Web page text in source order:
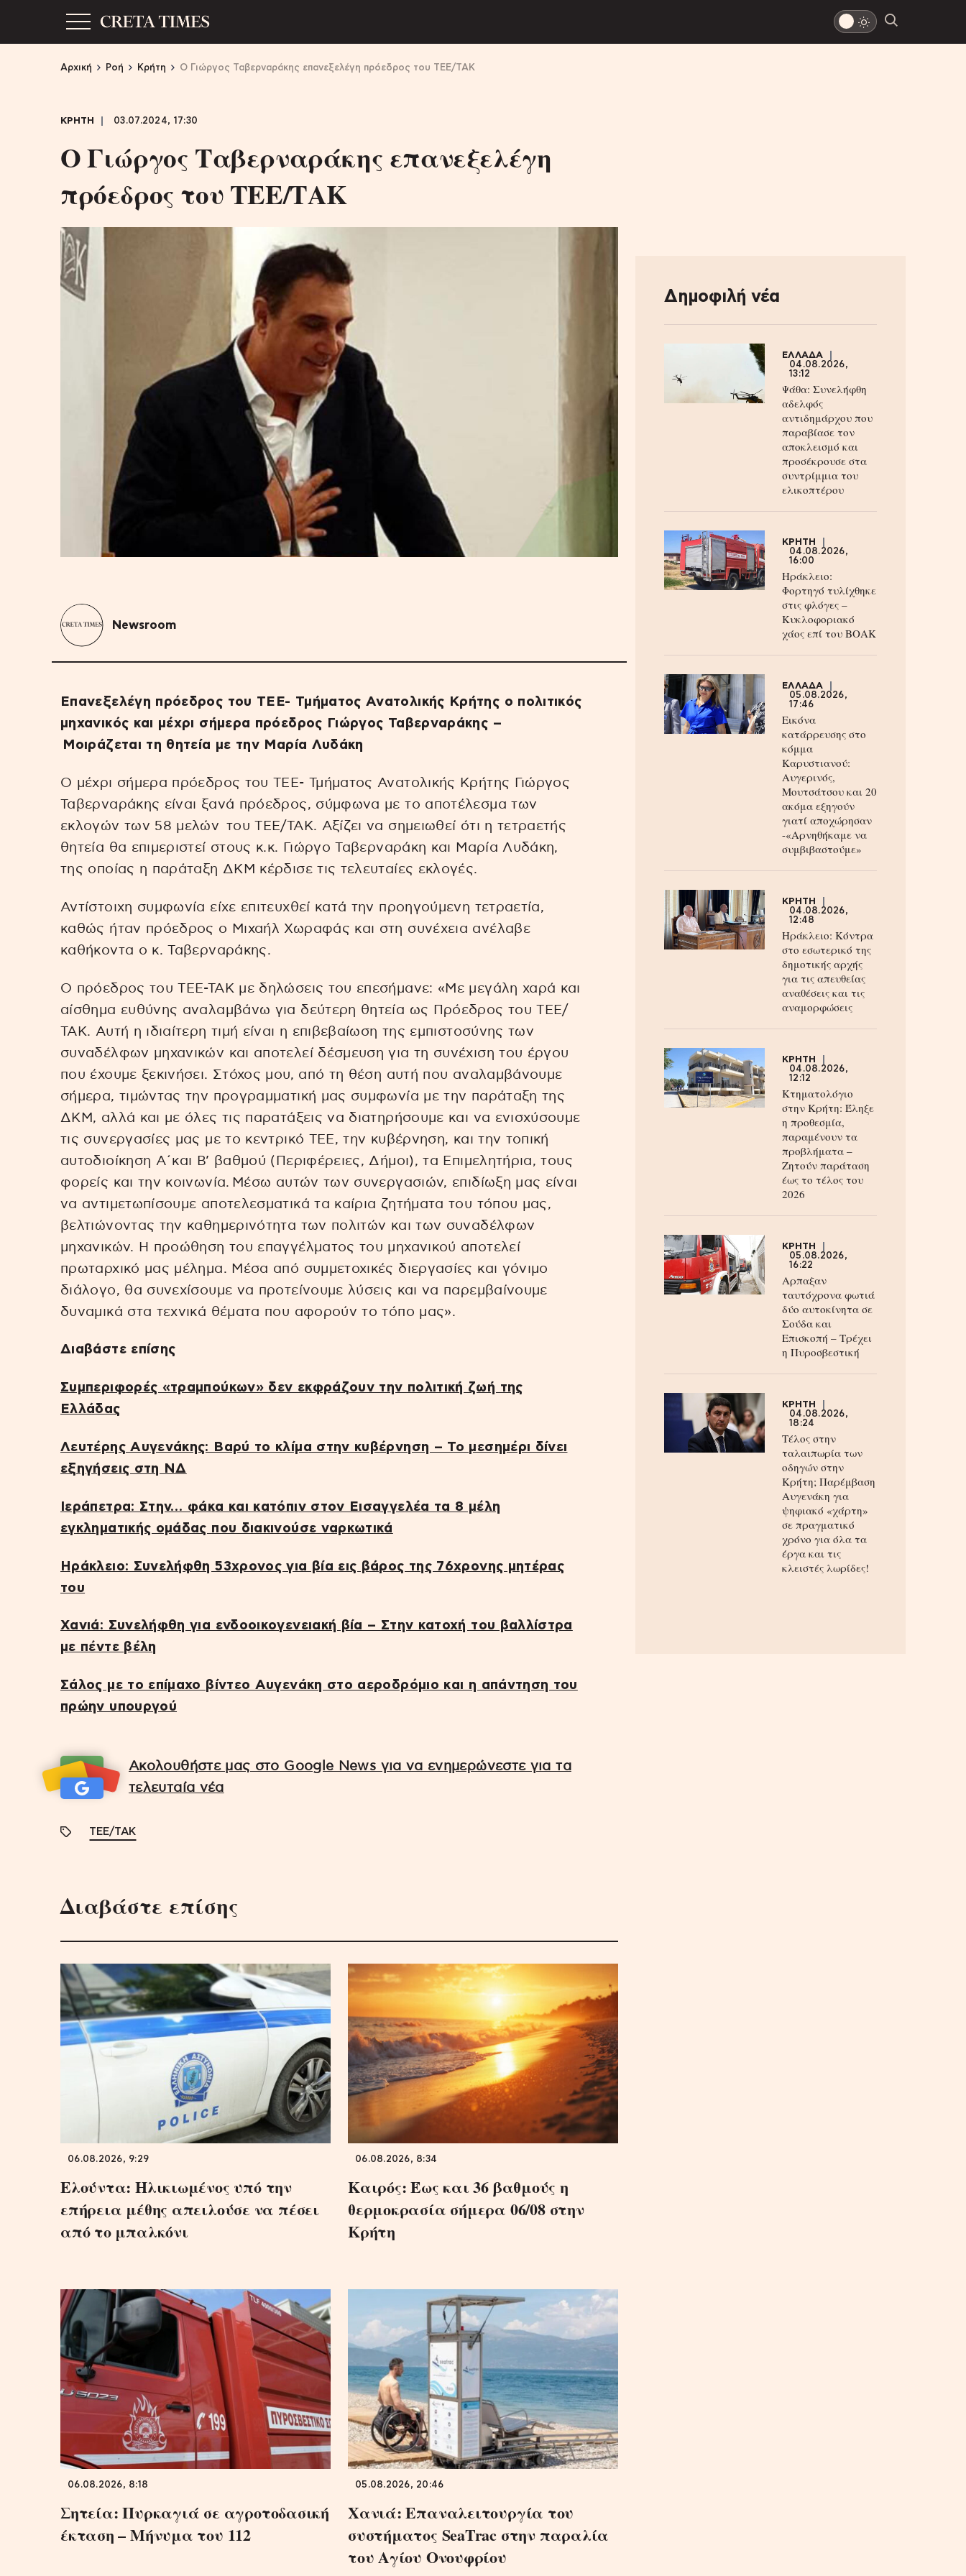
Αρχική Ροή Κρήτη Ο Γιώργος Ταβερναράκης επανεξελέγη πρόεδρος του ΤΕΕ/ΤΑΚ
ΚΡΗΤΗ 03.07.2024, 17:30
Ο Γιώργος Ταβερναράκης επανεξελέγη
πρόεδρος του ΤΕΕ/ΤΑΚ
Newsroom
Επανεξελέγη πρόεδρος του ΤΕΕ- Τμήματος Ανατολικής Κρήτης ο πολιτικός
μηχανικός και μέχρι σήμερα πρόεδρος Γιώργος Ταβερναράκης –
Μοιράζεται τη θητεία με την Μαρία Λυδάκη
Ο μέχρι σήμερα πρόεδρος του ΤΕΕ- Τμήματος Ανατολικής Κρήτης Γιώργος
Ταβερναράκης είναι ξανά πρόεδρος, σύμφωνα με το αποτέλεσμα των
εκλογών των 58 μελών του ΤΕΕ/ΤΑΚ. Αξίζει να σημειωθεί ότι η τετραετής
θητεία θα επιμεριστεί στους κ.κ. Γιώργο Ταβερναράκη και Μαρία Λυδάκη,
της οποίας η παράταξη ΔΚΜ κέρδισε τις τελευταίες εκλογές.
Αντίστοιχη συμφωνία είχε επιτευχθεί κατά την προηγούμενη τετραετία,
καθώς ήταν πρόεδρος ο Μιχαήλ Χωραφάς και στη συνέχεια ανέλαβε
καθήκοντα ο κ. Ταβερναράκης.
Ο πρόεδρος του ΤΕΕ-ΤΑΚ με δηλώσεις του επεσήμανε: «Με μεγάλη χαρά και
αίσθημα ευθύνης αναλαμβάνω για δεύτερη θητεία ως Πρόεδρος του ΤΕΕ/
ΤΑΚ. Αυτή η ιδιαίτερη τιμή είναι η επιβεβαίωση της εμπιστοσύνης των
συναδέλφων μηχανικών και αποτελεί δέσμευση για τη συνέχιση του έργου
που έχουμε ξεκινήσει. Στόχος μου, από τη θέση αυτή που αναλαμβάνουμε
σήμερα, τιμώντας την προγραμματική μας συμφωνία με την παράταξη της
ΔΚΜ, αλλά και με όλες τις παρατάξεις να διατηρήσουμε και να ενισχύσουμε
τις συνεργασίες μας με το κεντρικό ΤΕΕ, την κυβέρνηση, και την τοπική
αυτοδιοίκηση Α΄και Β’ βαθμού (Περιφέρειες, Δήμοι), τα Eπιμελητήρια, τους
φορείς και την κοινωνία. Μέσω αυτών των συνεργασιών, επιδίωξη μας είναι
να αντιμετωπίσουμε αποτελεσματικά τα καίρια ζητήματα του τόπου μας,
βελτιώνοντας την καθημερινότητα των πολιτών και των συναδέλφων
μηχανικών. Η προώθηση του επαγγέλματος του μηχανικού αποτελεί
πρωταρχικό μας μέλημα. Μέσα από συμμετοχικές διεργασίες και γόνιμο
διάλογο, θα συνεχίσουμε να προτείνουμε λύσεις και να παρεμβαίνουμε
δυναμικά στα τεχνικά θέματα που αφορούν το τόπο μας».
Διαβάστε επίσης
Συμπεριφορές «τραμπούκων» δεν εκφράζουν την πολιτική ζωή της
Ελλάδας
Λευτέρης Αυγενάκης: Βαρύ το κλίμα στην κυβέρνηση – Το μεσημέρι δίνει
εξηγήσεις στη ΝΔ
Ιεράπετρα: Στην… φάκα και κατόπιν στον Εισαγγελέα τα 8 μέλη
εγκληματικής ομάδας που διακινούσε ναρκωτικά
Ηράκλειο: Συνελήφθη 53χρονος για βία εις βάρος της 76χρονης μητέρας
του
Χανιά: Συνελήφθη για ενδοοικογενειακή βία – Στην κατοχή του βαλλίστρα
με πέντε βέλη
Σάλος με το επίμαχο βίντεο Αυγενάκη στο αεροδρόμιο και η απάντηση του
πρώην υπουργού
Ακολουθήστε μας στο Google News για να ενημερώνεστε για τα
τελευταία νέα
ΤΕΕ/ΤΑΚ
Διαβάστε επίσης
06.08.2026, 9:29
Ελούντα: Ηλικιωμένος υπό την
επήρεια μέθης απειλούσε να πέσει
από το μπαλκόνι
06.08.2026, 8:34
Καιρός: Έως και 36 βαθμούς η
θερμοκρασία σήμερα 06/08 στην
Κρήτη
06.08.2026, 8:18
Σητεία: Πυρκαγιά σε αγροτοδασική
έκταση – Μήνυμα του 112
05.08.2026, 20:46
Χανιά: Επαναλειτουργία του
συστήματος SeaTrac στην παραλία
του Αγίου Ονουφρίου
Δημοφιλή νέα
ΕΛΛΑΔΑ
04.08.2026,
13:12
Ψάθα: Συνελήφθη
αδελφός
αντιδημάρχου που
παραβίασε τον
αποκλεισμό και
προσέκρουσε στα
συντρίμμια του
ελικοπτέρου
ΚΡΗΤΗ
04.08.2026,
16:00
Ηράκλειο:
Φορτηγό τυλίχθηκε
στις φλόγες –
Κυκλοφοριακό
χάος επί του ΒΟΑΚ
ΕΛΛΑΔΑ
05.08.2026,
17:46
Εικόνα
κατάρρευσης στο
κόμμα
Καρυστιανού:
Αυγερινός,
Μουτσάτσου και 20
ακόμα εξηγούν
γιατί αποχώρησαν
-«Αρνηθήκαμε να
συμβιβαστούμε»
ΚΡΗΤΗ
04.08.2026,
12:48
Ηράκλειο: Κόντρα
στο εσωτερικό της
δημοτικής αρχής
για τις απευθείας
αναθέσεις και τις
αναμορφώσεις
ΚΡΗΤΗ
04.08.2026,
12:12
Κτηματολόγιο
στην Κρήτη: Έληξε
η προθεσμία,
παραμένουν τα
προβλήματα –
Ζητούν παράταση
έως το τέλος του
2026
ΚΡΗΤΗ
05.08.2026,
16:22
Αρπαξαν
ταυτόχρονα φωτιά
δύο αυτοκίνητα σε
Σούδα και
Επισκοπή – Τρέχει
η Πυροσβεστική
ΚΡΗΤΗ
04.08.2026,
18:24
Τέλος στην
ταλαιπωρία των
οδηγών στην
Κρήτη; Παρέμβαση
Αυγενάκη για
ψηφιακό «χάρτη»
σε πραγματικό
χρόνο για όλα τα
έργα και τις
κλειστές λωρίδες!